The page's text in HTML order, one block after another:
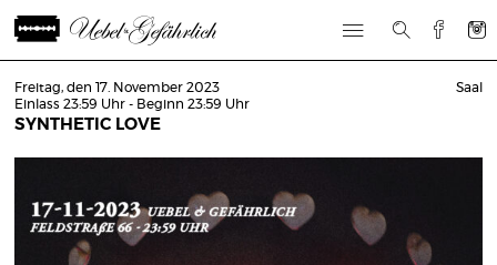
Freitag, den 17. November 2023
Einlass 23:59 Uhr - Beginn 23:59 Uhr
SYNTHETIC LOVE
Saal